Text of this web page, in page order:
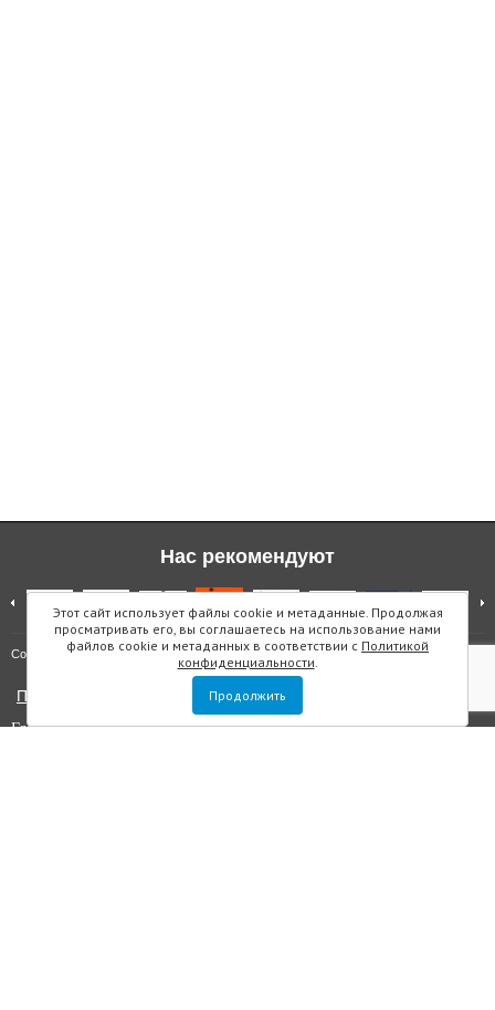
Этот сайт использует файлы cookie и метаданные. Продолжая
просматривать его, вы соглашаетесь на использование нами
файлов cookie и метаданных в соответствии с Политикой
конфиденциальности.
Продолжить
Нас рекомендуют
Copyright © "Инмарин" Карта сайта
Политика конфиденциальности
Главный редактор Маслова Е.О.